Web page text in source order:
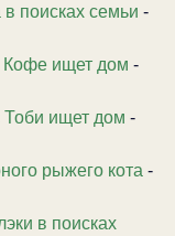
поисках семьи -
ищет дом -
ищет дом -
рыжего кота -
в поисках